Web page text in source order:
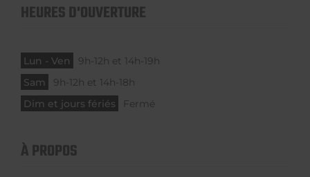
HEURES D'OUVERTURE
Lun - Ven
9h-12h et 14h-19h
Sam
9h-12h et 14h-18h
Dim et jours fériés
Fermé
À PROPOS